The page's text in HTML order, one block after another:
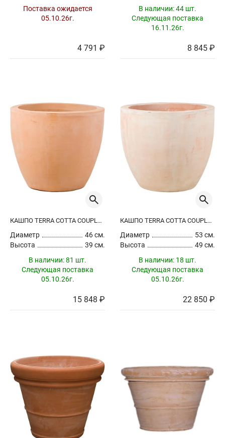
Поставка ожидается
05.10.26г.
4 791 ₽
В наличии:44 шт.
Следующая поставка
16.11.26г.
8 845 ₽
КАШПО TERRA COTTA COUPLE EXTRA
Диаметр
46 см.
Высота
39 см.
В наличии:81 шт.
Следующая поставка
05.10.26г.
15 848 ₽
КАШПО TERRA COTTA COUPLE EXTRA
Диаметр
53 см.
Высота
49 см.
В наличии: 18 шт.
Следующая поставка
05.10.26г.
22 850 ₽